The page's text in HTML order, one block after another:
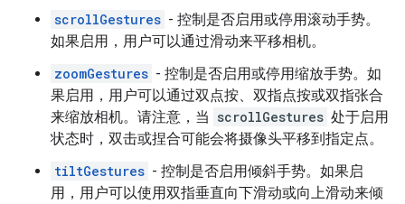
scrollGestures - 控制是否启用或停用滚动手势。
如果启用，用户可以通过滑动来平移相机。
zoomGestures - 控制是否启用或停用缩放手势。如
果启用，用户可以通过双点按、双指点按或双指张合
来缩放相机。请注意，当 scrollGestures 处于启用
状态时，双击或捏合可能会将摄像头平移到指定点。
tiltGestures - 控制是否启用倾斜手势。如果启
用，用户可以使用双指垂直向下滑动或向上滑动来倾